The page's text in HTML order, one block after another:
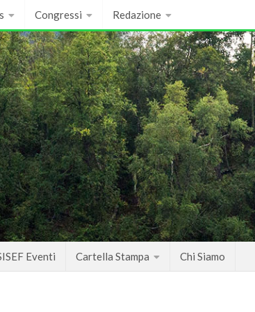
Congressi Redazione
Eventi Cartella Stampa Chi Siamo